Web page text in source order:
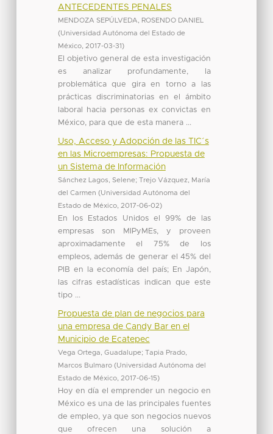
ANTECEDENTES PENALES
MENDOZA SEPÚLVEDA, ROSENDO DANIEL
(Universidad Autónoma del Estado de
México, 2017-03-31)
El objetivo general de esta investigación
es analizar profundamente, la
problemática que gira en torno a las
prácticas discriminatorias en el ámbito
laboral hacia personas ex convictas en
México, para que de esta manera ...
Uso, Acceso y Adopción de las TIC´s
en las Microempresas: Propuesta de
un Sistema de Información
Sánchez Lagos, Selene; Trejo Vázquez, María
del Carmen (Universidad Autónoma del
Estado de México, 2017-06-02)
En los Estados Unidos el 99% de las
empresas son MIPyMEs, y proveen
aproximadamente el 75% de los
empleos, además de generar el 45% del
PIB en la economía del país; En Japón,
las cifras estadísticas indican que este
tipo ...
Propuesta de plan de negocios para
una empresa de Candy Bar en el
Municipio de Ecatepec
Vega Ortega, Guadalupe; Tapia Prado,
Marcos Bulmaro (Universidad Autónoma del
Estado de México, 2017-06-15)
Hoy en día el emprender un negocio en
México es una de las principales fuentes
de empleo, ya que son negocios nuevos
que ofrecen una solución a